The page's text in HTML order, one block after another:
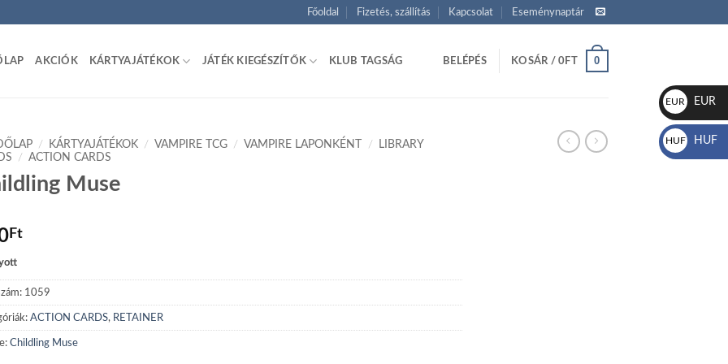
Főoldal Fizetés, szállítás Kapcsolat Eseménynaptár
AKCIÓK KÁRTYAJÁTÉKOK JÁTÉK KIEGÉSZÍTŐK KLUB TAGSÁG BELÉPÉS KOSÁR /0FT 0
/ KÁRTYAJÁTÉKOK / VAMPIRE TCG / VAMPIRE LAPONKÉNT /
LIBRARY
/ ACTION CARDS
Muse
Ft
1059
ACTION CARDS, RETAINER
Childling Muse
EUR
€
EUR
HUF
Ft
HUF